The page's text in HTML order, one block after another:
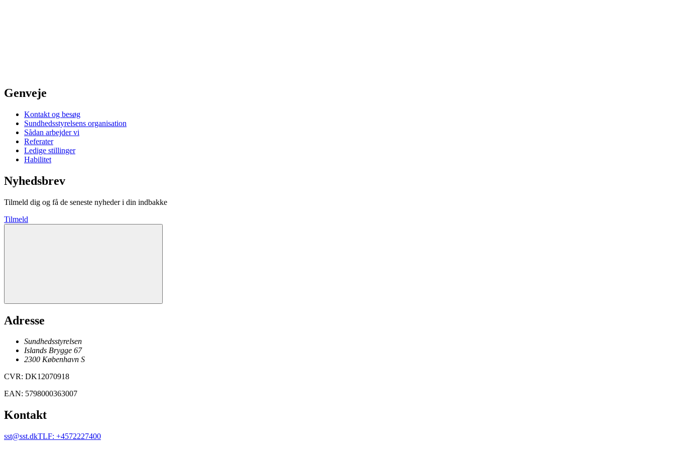
Genveje
Kontakt og besøg
Sundhedsstyrelsens organisation
Sådan arbejder vi
Referater
Ledige stillinger
Habilitet
Nyhedsbrev
Tilmeld dig og få de seneste nyheder i din indbakke
Tilmeld
Adresse
Sundhedsstyrelsen
Islands Brygge 67
2300 København S
CVR: DK12070918
EAN: 5798000363007
Kontakt
sst@sst.dkTLF: +4572227400